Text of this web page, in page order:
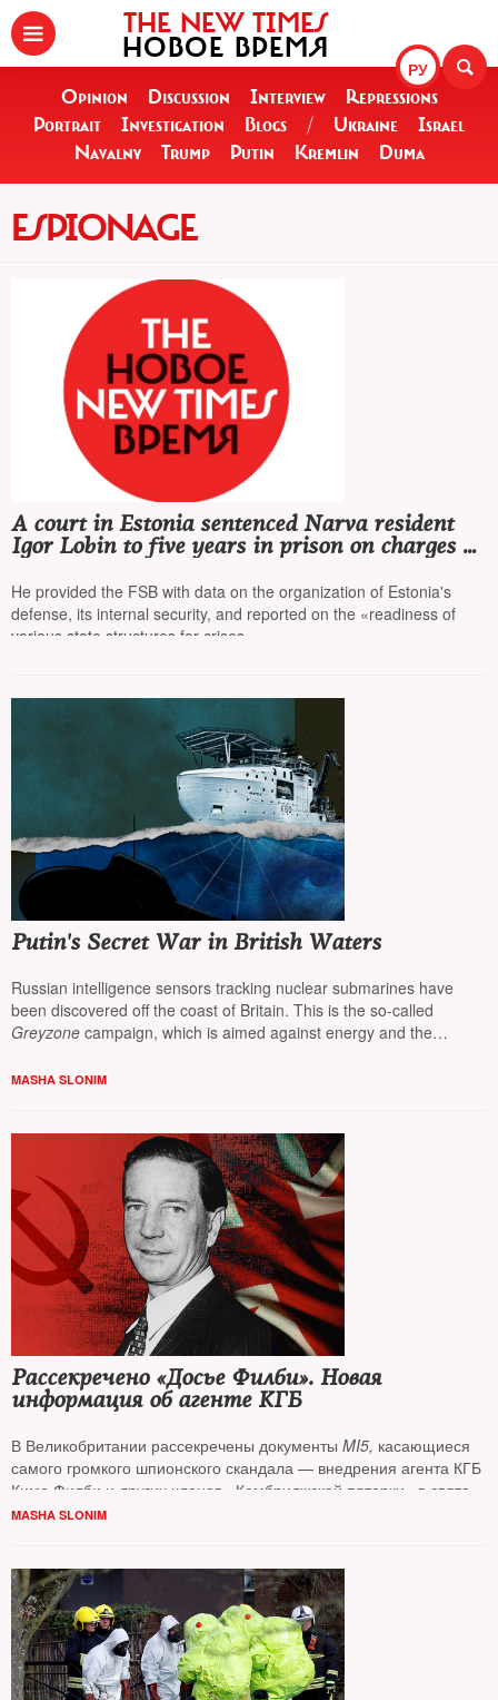
РУ
THE NEW TIMES
НОВОЕ ВРЕМЯ
Opinion Discussion Interview
Repressions
Portrait
Investigation Blogs / Ukraine
Israel
Navalny
Trump Putin Kremlin Duma
ESPIONAGE
A court in Estonia sentenced Narva resident
Igor Lobin to five years in prison on charges of
He provided the FSB with data on the organization of Estonia's
defense, its internal security, and reported on the «readiness of
various state structures for crises»
Putin's Secret War in British Waters
Russian intelligence sensors tracking nuclear submarines have
been discovered off the coast of Britain. This is the so-called
Greyzone campaign, which is aimed against energy and the
Slonim
MASHA SLONIM
Рассекречено «Досье Филби». Новая
информация об агенте КГБ
В Великобритании рассекречены документы MI5, касающиеся
самого громкого шпионского скандала — внедрения агента КГБ
Кима Филби и других членов «Кембриджской пятерки» в святая
святых британской Секретной службы.
MASHA SLONIM